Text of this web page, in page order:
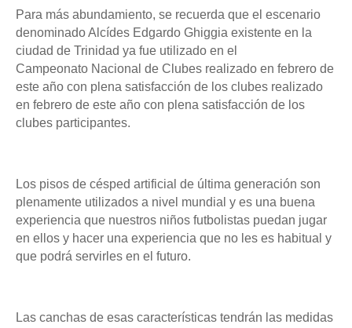
Para más abundamiento, se recuerda que el escenario
denominado Alcídes Edgardo Ghiggia existente en la
ciudad de Trinidad ya fue utilizado en el
Campeonato Nacional de Clubes realizado en febrero de
este año con plena satisfacción de los clubes realizado
en febrero de este año con plena satisfacción de los
clubes participantes.
Los pisos de césped artificial de última generación son
plenamente utilizados a nivel mundial y es una buena
experiencia que nuestros niños futbolistas puedan jugar
en ellos y hacer una experiencia que no les es habitual y
que podrá servirles en el futuro.
Las canchas de esas características tendrán las medidas